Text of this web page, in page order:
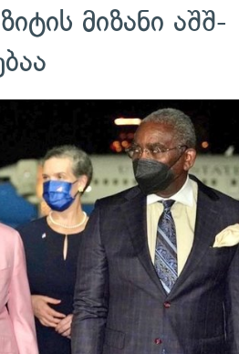
მიზანი აშშ-